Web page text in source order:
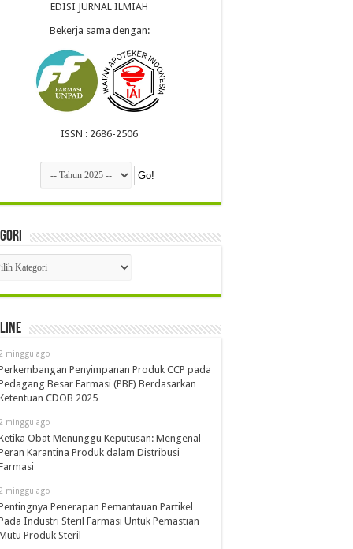
EDISI JURNAL ILMIAH
Bekerja sama dengan:
ISSN : 2686-2506
minggu ago
Penyimpanan Produk CCP pada
Besar Farmasi (PBF) Berdasarkan
CDOB 2025
minggu ago
Obat Menunggu Keputusan: Mengenal
Karantina Produk dalam Distribusi
minggu ago
Penerapan Pemantauan Partikel
Industri Steril Farmasi Untuk Pemastian
Produk Steril